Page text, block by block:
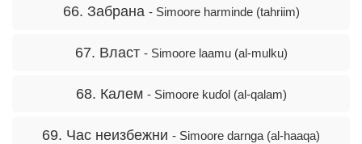
66. Забрана - Simoore harminde (tahriim)
67. Власт - Simoore laamu (al-mulku)
68. Калем - Simoore kuɗol (al-qalam)
69. Час неизбежни - Simoore darnga (al-haaqa)